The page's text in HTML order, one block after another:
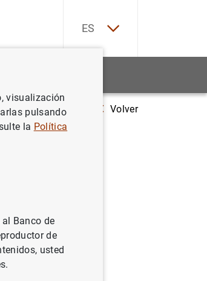
ES
confirma el dinamismo de las actividad de
Volver
visualización
pulsando
la Política
Banco de
de
usted